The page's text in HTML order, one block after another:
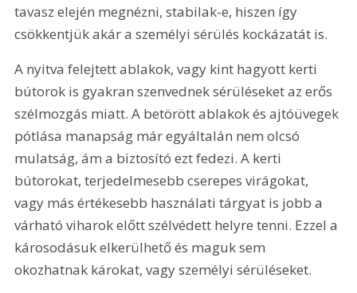
tavasz elején megnézni, stabilak-e, hiszen így
csökkentjük akár a személyi sérülés kockázatát is.
A nyitva felejtett ablakok, vagy kint hagyott kerti
bútorok is gyakran szenvednek sérüléseket az erős
szélmozgás miatt. A betörött ablakok és ajtóüvegek
pótlása manapság már egyáltalán nem olcsó
mulatság, ám a biztosító ezt fedezi. A kerti
bútorokat, terjedelmesebb cserepes virágokat,
vagy más értékesebb használati tárgyat is jobb a
várható viharok előtt szélvédett helyre tenni. Ezzel a
károsodásuk elkerülhető és maguk sem
okozhatnak károkat, vagy személyi sérüléseket.